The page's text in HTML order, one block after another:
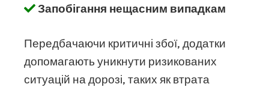
Запобігання нещасним випадкам
Передбачаючи критичні збої, додатки
допомагають уникнути ризикованих
ситуацій на дорозі, таких як втрата